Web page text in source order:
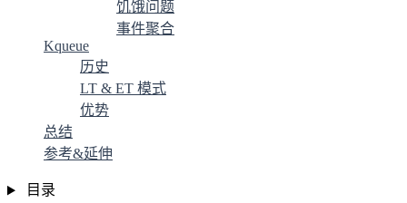
饥饿问题
事件聚合
Kqueue
历史
LT & ET 模式
优势
总结
参考&延伸
目录